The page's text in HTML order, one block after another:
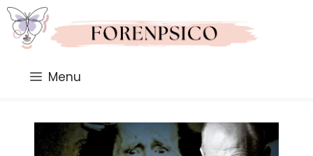
Saltar
al
contenido
Menu